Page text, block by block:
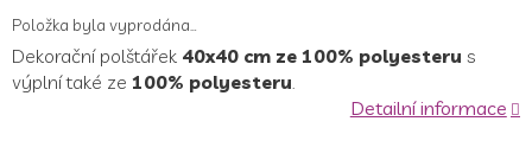
Položka byla vyprodána…
Dekorační polštářek 40x40 cm ze 100% polyesteru s
výplní také ze 100% polyesteru
Detailní informace